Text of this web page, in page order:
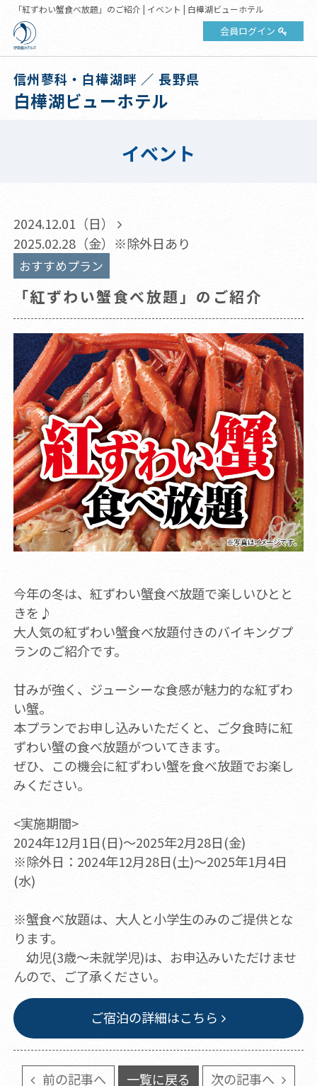
「紅ずわい蟹食べ放題」のご紹介 | イベント | 白樺湖ビューホテル
会員ログイン
信州蓼科・白樺湖畔 ／ 長野県
白樺湖ビューホテル
イベント
2024.12.01（日）
2025.02.28（金）※除外日あり
おすすめプラン
「紅ずわい蟹食べ放題」のご紹介
今年の冬は、紅ずわい蟹食べ放題で楽しいひとと
きを♪
大人気の紅ずわい蟹食べ放題付きのバイキングプ
ランのご紹介です。
甘みが強く、ジューシーな食感が魅力的な紅ずわ
い蟹。
本プランでお申し込みいただくと、ご夕食時に紅
ずわい蟹の食べ放題がついてきます。
ぜひ、この機会に紅ずわい蟹を食べ放題でお楽し
みください。
<実施期間>
2024年12月1日(日)～2025年2月28日(金)
※除外日：2024年12月28日(土)～2025年1月4日
(水)
※蟹食べ放題は、大人と小学生のみのご提供とな
ります。
幼児(3歳～未就学児)は、お申込みいただけませ
んので、ご了承ください。
ご宿泊の詳細はこちら
前の記事へ 一覧に戻る 次の記事へ